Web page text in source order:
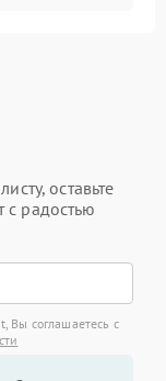
оставьте
радостью
Вы соглашаетесь с